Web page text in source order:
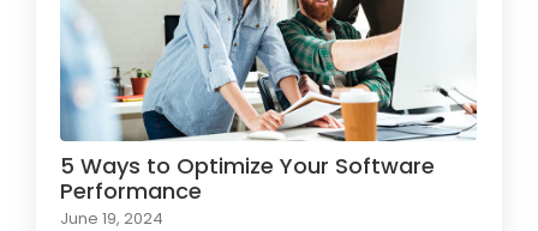
5 Ways to Optimize Your Software
Performance
June 19, 2024